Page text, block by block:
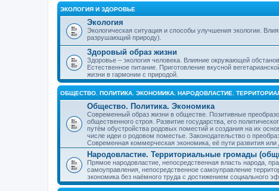
ЭКОЛОГИЯ И ЗДОРОВЬЕ
Экология
Экологическая ситуация и способы улучшения экологии.
разрушающий природу).
Здоровый образ жизни
Здоровье – экология человека. Влияние окружающей
Естественное питание. Приготовление вкусной
жизни в гармонии с природой.
ОБЩЕСТВО. ПОЛИТИКА. ЭКОНОМИКА. НАРОДОВЛАСТИЕ.
Общество. Политика. Экономика
Современный образ жизни в обществе. Позитивные
общественного строя. Развитие государства, его
путём обустройства родовых поместий и создания на их
числе идеи о родовом поместье. Законодательство о
Современная коммерческая экономика, её пути развития или
Народовластие. Территориальные громады
Прямое народовластие, непосредственная власть народа,
самоуправления, непосредственное самоуправление
экономика без наёмного труда с достижением социального